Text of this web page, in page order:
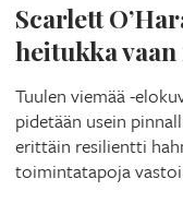
Scarlett
heitukka
Tuulen viemää -
pidetään usein
erittäin resilientti
toimintatapoja